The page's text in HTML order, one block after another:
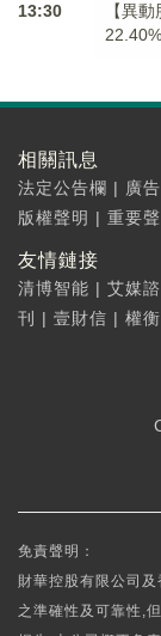
13:30
【異
相關訊息
法定公告欄 | 廣
版權聲明 | 重要
友情鏈接
清博智能 | 艾媒
刊
| 壹財信 | 權
免責聲明：
財華控股有限公司
之準確性及可靠性,